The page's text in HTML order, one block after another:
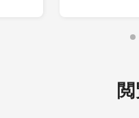
祝約20～45人